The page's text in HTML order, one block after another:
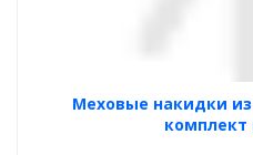
Меховые накидки
комплект